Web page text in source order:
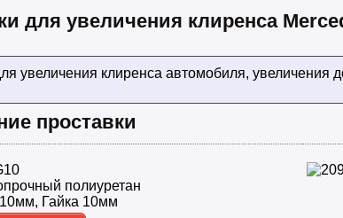
для увеличения клиренса
увеличения клиренса автомобиля,
проставки
полиуретан
Гайка 10мм